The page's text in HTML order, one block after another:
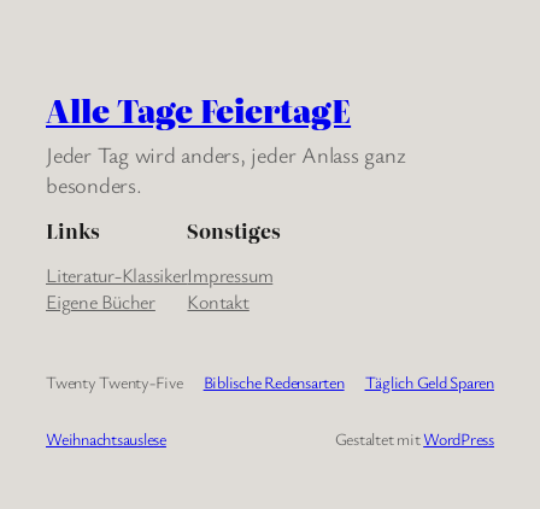
Alle Tage FeiertagE
Jeder Tag wird anders, jeder Anlass ganz
besonders.
Links
Literatur-Klassiker
Eigene Bücher
Sonstiges
Impressum
Kontakt
Twenty Twenty-Five Biblische Redensarten Täglich Geld Sparen
Weihnachtsauslese Gestaltet mitWordPress